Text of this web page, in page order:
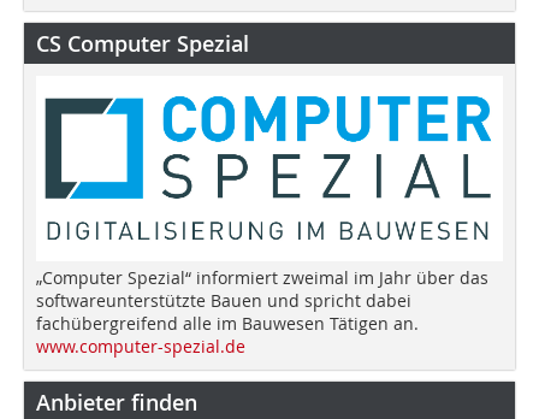
CS Computer Spezial
„Computer Spezial“ informiert zweimal im Jahr über das
softwareunterstützte Bauen und spricht dabei
fachübergreifend alle im Bauwesen Tätigen an.
www.computer-spezial.de
Anbieter finden